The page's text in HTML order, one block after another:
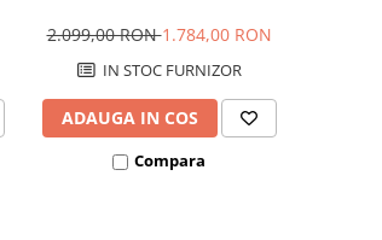
acumulator si incarcator)
2.099,00 RON1.784,00 RON
IN STOC FURNIZOR
ADAUGA IN COS
Compara